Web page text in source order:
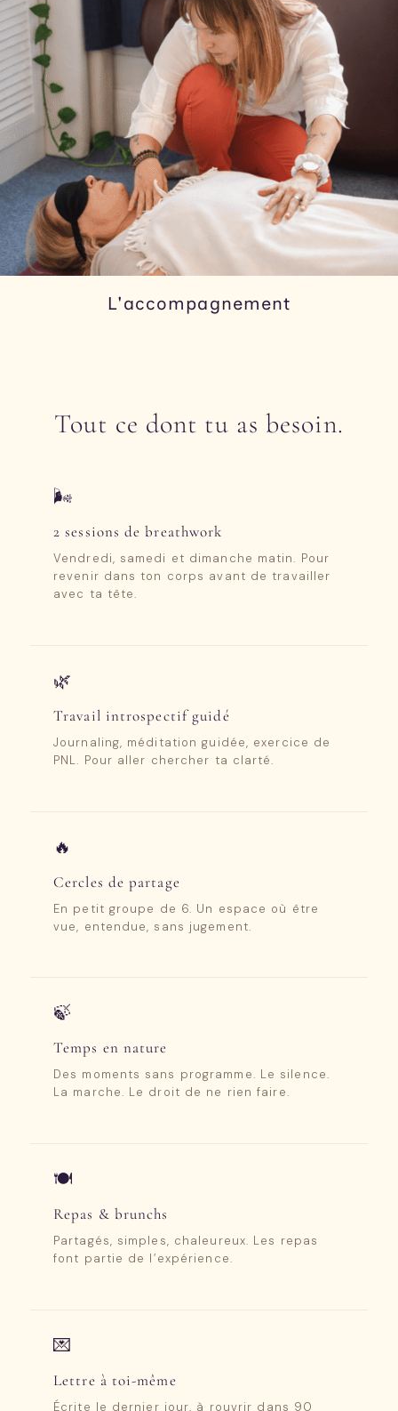
L'accompagnement
Tout ce dont tu as besoin.
🌬️
2 sessions de breathwork
Vendredi, samedi et dimanche matin. Pour
revenir dans ton corps avant de travailler
avec ta tête.
🌿
Travail introspectif guidé
Journaling, méditation guidée, exercice de
PNL. Pour aller chercher ta clarté.
🔥
Cercles de partage
En petit groupe de 6. Un espace où être
vue, entendue, sans jugement.
🍃
Temps en nature
Des moments sans programme. Le silence.
La marche. Le droit de ne rien faire.
🍽️
Repas & brunchs
Partagés, simples, chaleureux. Les repas
font partie de l’expérience.
💌
Lettre à toi-même
Écrite le dernier jour, à rouvrir dans 90